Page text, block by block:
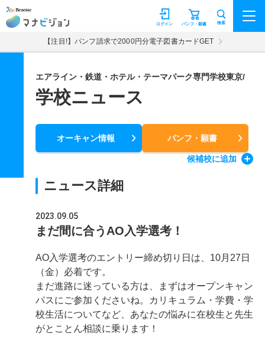
マナビジョン パンフ・願書
ログイン 検索
【注目!】パンフ請求で2000円分電子図書カードGET
エアライン・鉄道・ホテル・テーマパーク専門学校東京/
学校ニュース
オーキャン情報 パンフ・願書
候補校に追加
ニュース詳細
2023.09.05
まだ間に合うAO入学選考！
AO入学選考のエントリー締め切り日は、10月27日
（金）必着です。
まだ進路に迷っている方は、まずはオープンキャン
パスにご参加くださいね。カリキュラム・学費・学
校生活についてなど、あなたの悩みに在校生と先生
がとことん相談に乗ります！